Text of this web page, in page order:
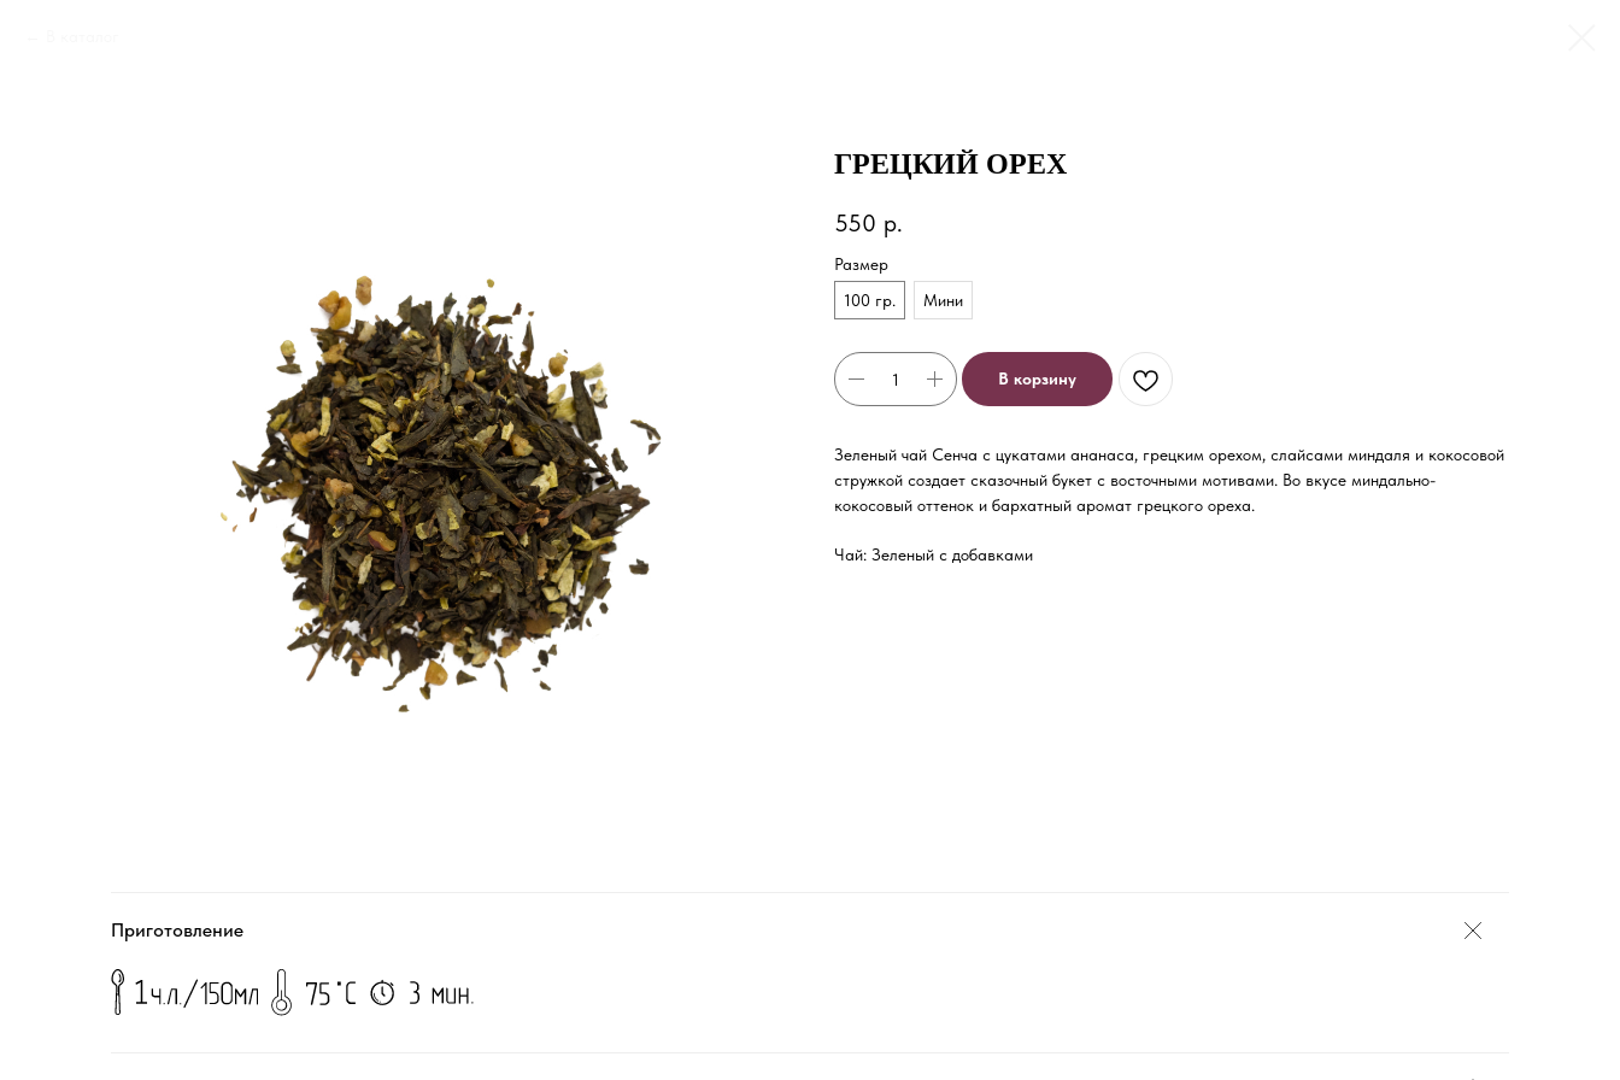
ГРЕЦКИЙ ОРЕХ
550 р.
Размер
100 гр.
Мини
В корзину
Зеленый чай Сенча с цукатами ананаса, грецким орехом, слайсами миндаля и кокосовой
стружкой создает сказочный букет с восточными мотивами. Во вкусе миндально-
кокосовый оттенок и бархатный аромат грецкого ореха.
Чай: Зеленый с добавками
Приготовление